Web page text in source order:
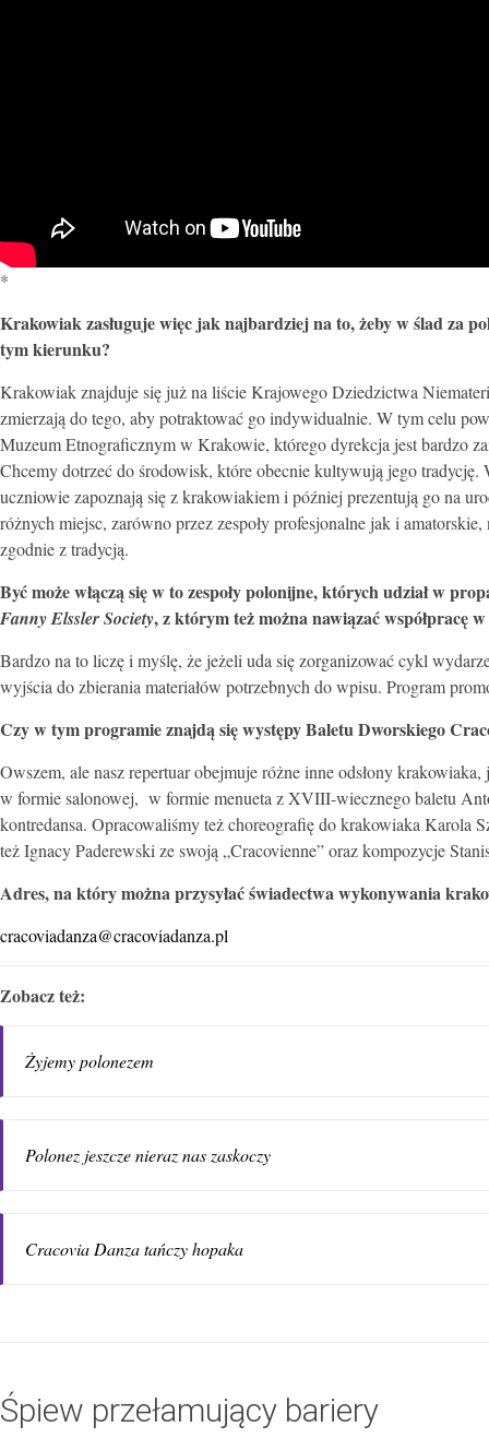
*
Krakowiak zasługuje więc jak najbardziej na to, żeby w ślad za
tym kierunku?
Krakowiak znajduje się już na liście Krajowego Dziedzictwa
zmierzają do tego, aby potraktować go indywidualnie. W tym celu
Muzeum Etnograficznym w Krakowie, którego dyrekcja jest bardzo
Chcemy dotrzeć do środowisk, które obecnie kultywują jego tradycję.
uczniowie zapoznają się z krakowiakiem i później prezentują go na
różnych miejsc, zarówno przez zespoły profesjonalne jak i
zgodnie z tradycją.
Być może włączą się w to zespoły polonijne, których udział w
Fanny Elssler Society, z którym też można nawiązać współpracę
Bardzo na to liczę i myślę, że jeżeli uda się zorganizować cykl
wyjścia do zbierania materiałów potrzebnych do wpisu. Program
Czy w tym programie znajdą się występyBaletu Dworskiego
Owszem, ale nasz repertuar obejmuje różne inne odsłony
w formie salonowej, w formie menueta z XVIII-wiecznego baletu
kontredansa. Opracowaliśmy też choreografię do krakowiaka Karola
też Ignacy Paderewski ze swoją „Cracovienne” oraz kompozycje
Adres, na który można przysyłać świadectwa wykonywania
cracoviadanza@cracoviadanza.pl
Zobacz też:
Żyjemy polonezem
Polonez jeszcze nieraz nas zaskoczy
Cracovia Danza tańczy hopaka
Śpiew przełamujący bariery